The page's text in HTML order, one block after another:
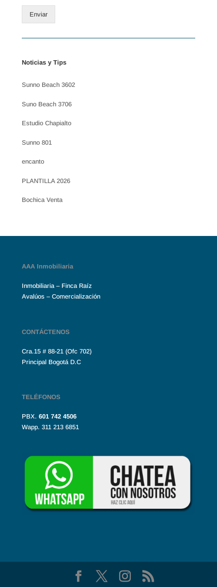
Enviar
Noticias y Tips
Sunno Beach 3602
Suno Beach 3706
Estudio Chapialto
Sunno 801
encanto
PLANTILLA 2026
Bochica Venta
AAA Inmobiliaria
Inmobiliaria – Finca Raíz
Avalúos – Comercialización
CONTÁCTENOS
Cra.15 # 88-21 (Ofc 702)
Principal Bogotá D.C
TELÉFONOS
PBX. 601 742 4506
Wapp. 311 213 6851